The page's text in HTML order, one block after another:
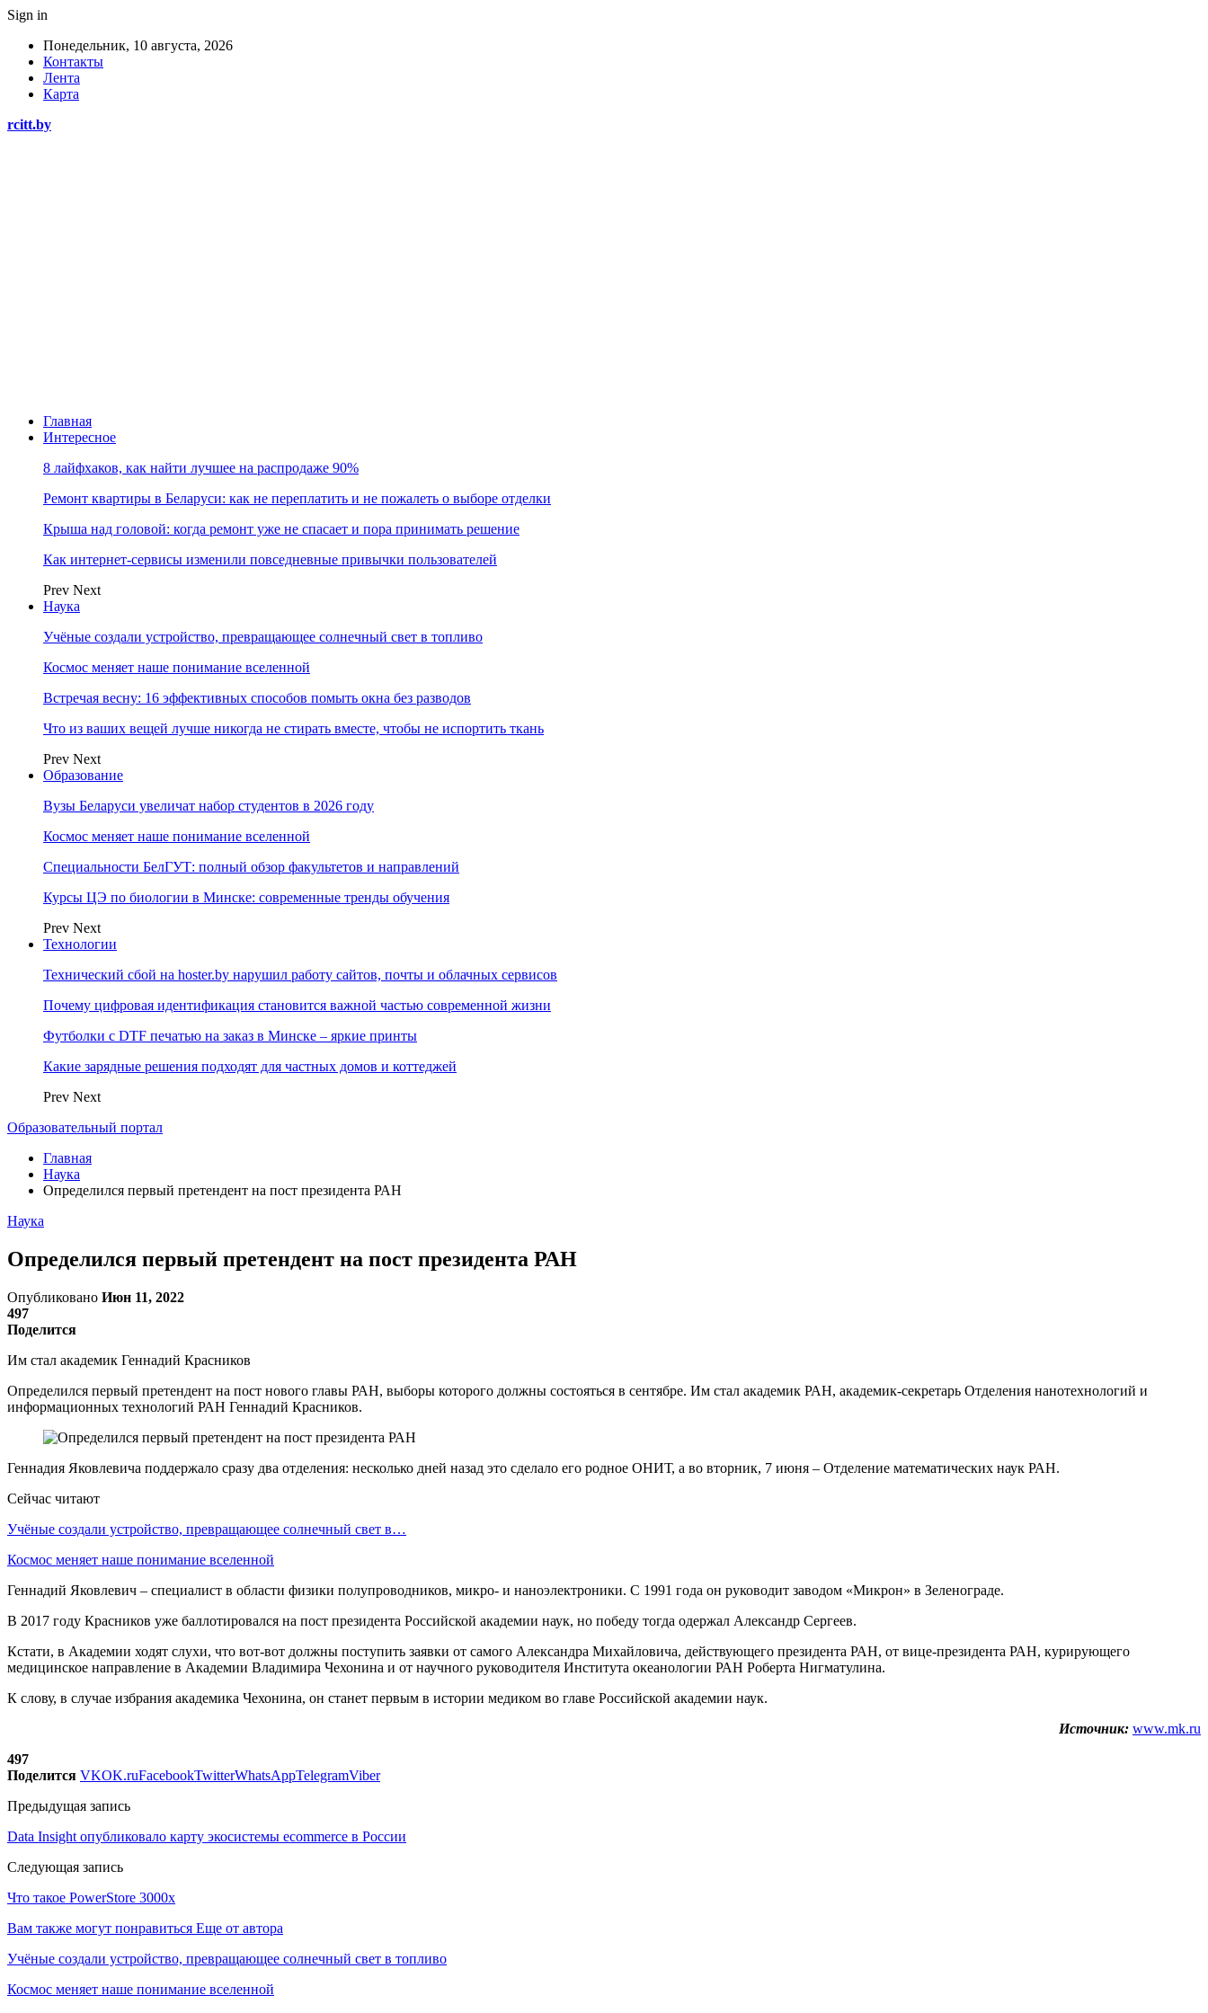
Sign in
Понедельник, 10 августа, 2026
Контакты
Лента
Карта
rcitt.by
Главная
Интересное
8 лайфхаков, как найти лучшее на распродаже 90%
Ремонт квартиры в Беларуси: как не переплатить и не пожалеть о выборе отделки
Крыша над головой: когда ремонт уже не спасает и пора принимать решение
Как интернет-сервисы изменили повседневные привычки пользователей
Prev Next
Наука
Учёные создали устройство, превращающее солнечный свет в топливо
Космос меняет наше понимание вселенной
Встречая весну: 16 эффективных способов помыть окна без разводов
Что из ваших вещей лучше никогда не стирать вместе, чтобы не испортить ткань
Prev Next
Образование
Вузы Беларуси увеличат набор студентов в 2026 году
Космос меняет наше понимание вселенной
Специальности БелГУТ: полный обзор факультетов и направлений
Курсы ЦЭ по биологии в Минске: современные тренды обучения
Prev Next
Технологии
Технический сбой на hoster.by нарушил работу сайтов, почты и облачных сервисов
Почему цифровая идентификация становится важной частью современной жизни
Футболки с DTF печатью на заказ в Минске – яркие принты
Какие зарядные решения подходят для частных домов и коттеджей
Prev Next
Образовательный портал
Главная
Наука
Определился первый претендент на пост президента РАН
Наука
Определился первый претендент на пост президента РАН
Опубликовано Июн 11, 2022
497
Поделится
Им стал академик Геннадий Красников
Определился первый претендент на пост нового главы РАН, выборы которого должны состояться в сентябре. Им стал академик РАН, академик-секретарь Отделения нанотехнологий и
информационных технологий РАН Геннадий Красников.
Геннадия Яковлевича поддержало сразу два отделения: несколько дней назад это сделало его родное ОНИТ, а во вторник, 7 июня – Отделение математических наук РАН.
Сейчас читают
Учёные создали устройство, превращающее солнечный свет в…
Космос меняет наше понимание вселенной
Геннадий Яковлевич – специалист в области физики полупроводников, микро- и наноэлектроники. С 1991 года он руководит заводом «Микрон» в Зеленограде.
В 2017 году Красников уже баллотировался на пост президента Российской академии наук, но победу тогда одержал Александр Сергеев.
Кстати, в Академии ходят слухи, что вот-вот должны поступить заявки от самого Александра Михайловича, действующего президента РАН, от вице-президента РАН, курирующего
медицинское направление в Академии Владимира Чехонина и от научного руководителя Института океанологии РАН Роберта Нигматулина.
К слову, в случае избрания академика Чехонина, он станет первым в истории медиком во главе Российской академии наук.
Источник: www.mk.ru
497
Поделится VKOK.ruFacebookTwitterWhatsAppTelegramViber
Предыдущая запись
Data Insight опубликовало карту экосистемы ecommerce в России
Следующая запись
Что такое PowerStore 3000x
Вам также могут понравиться Еще от автора
Учёные создали устройство, превращающее солнечный свет в топливо
Космос меняет наше понимание вселенной